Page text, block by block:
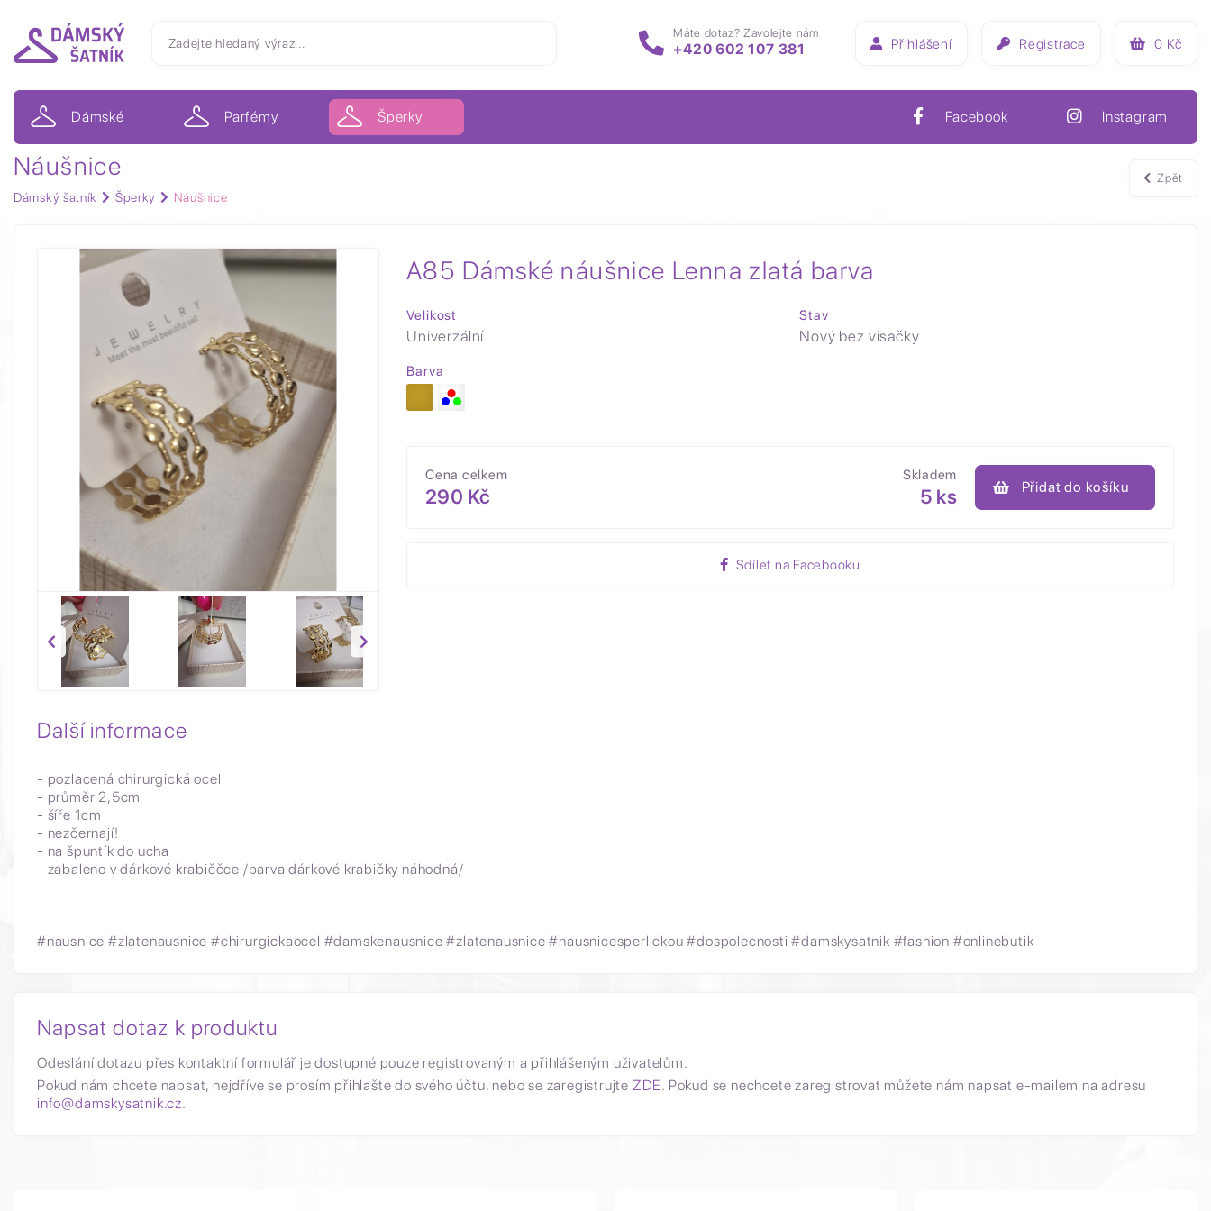
Máte dotaz? Zavolejte nám
+420 602 107 381 Přihlášení Registrace 0 Kč
Dámské Parfémy Šperky Facebook Instagram
Náušnice
Dámský šatník Šperky Náušnice
Zpět
A85 Dámské náušnice Lenna zlatá barva
Velikost
Univerzální
Stav
Nový bez visačky
Barva
Cena celkem
290 Kč
Skladem
5 ks Přidat do košíku
Sdílet na Facebooku
Další informace
- pozlacená chirurgická ocel
- průměr 2,5cm
- šíře 1cm
- nezčernají!
- na špuntík do ucha
- zabaleno v dárkové krabiččce /barva dárkové krabičky náhodná/
#nausnice #zlatenausnice #chirurgickaocel #damskenausnice #zlatenausnice #nausnicesperlickou #dospolecnosti #damskysatnik #fashion #onlinebutik
Napsat dotaz k produktu
Odeslání dotazu přes kontaktní formulář je dostupné pouze registrovaným a přihlášeným uživatelům.
Pokud nám chcete napsat, nejdříve se prosím přihlašte do svého účtu, nebo se zaregistrujte ZDE. Pokud se nechcete zaregistrovat můžete nám napsat e-mailem na adresu
info@damskysatnik.cz.